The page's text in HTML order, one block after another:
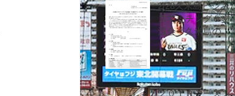
2/28久米島ビジネ
スマッチング＆交
流会「久米島の夕
べ」のご案内
２０１９シーズン